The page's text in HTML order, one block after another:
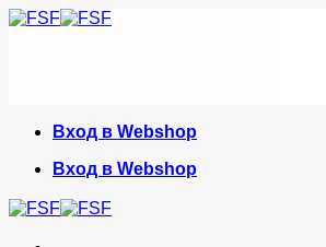
Skip
Вход в Webshop
Вход в Webshop